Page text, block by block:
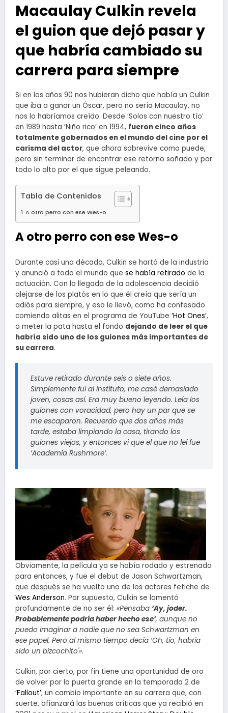
Macaulay Culkin revela
el guion que dejó pasar y
que habría cambiado su
carrera para siempre
Si en los años 90 nos hubieran dicho que había un Culkin
que iba a ganar un Óscar, pero no sería Macaulay, no
nos lo habríamos creído. Desde ‘Solos con nuestro tío’
en 1989 hasta ‘Niño rico’ en 1994, fueron cinco años
totalmente gobernados en el mundo del cine por el
carisma del actor, que ahora sobrevive como puede,
pero sin terminar de encontrar ese retorno soñado y por
todo lo alto por el que sigue peleando.
Tabla de Contenidos
A otro perro con ese Wes-o
A otro perro con ese Wes-o
Durante casi una década, Culkin se hartó de la industria
y anunció a todo el mundo que se había retirado de la
actuación. Con la llegada de la adolescencia decidió
alejarse de los platós en lo que él creía que sería un
adiós para siempre, y eso le llevó, como ha confesado
comiendo alitas en el programa de YouTube ‘Hot Ones’,
a meter la pata hasta el fondo dejando de leer el que
habría sido uno de los guiones más importantes de
su carrera.
Estuve retirado durante seis o siete años.
Simplemente fui al instituto, me casé demasiado
joven, cosas así. Era muy bueno leyendo. Leía los
guiones con voracidad, pero hay un par que se
me escaparon. Recuerdo que dos años más
tarde, estaba limpiando la casa, tirando los
guiones viejos, y entonces vi que el que no leí fue
‘Academia Rushmore’.
Obviamente, la película ya se había rodado y estrenado
para entonces, y fue el debut de Jason Schwartzman,
que después se ha vuelto uno de los actores fetiche de
Wes Anderson. Por supuesto, Culkin se lamentó
profundamente de no ser él: «Pensaba ‘Ay, joder.
Probablemente podría haber hecho ese’, aunque no
puedo imaginar a nadie que no sea Schwartzman en
ese papel. Pero al mismo tiempo decía ‘Oh, tío, habría
sido un bizcochito'».
Culkin, por cierto, por fin tiene una oportunidad de oro
de volver por la puerta grande en la temporada 2 de
‘Fallout’, un cambio importante en su carrera que, con
suerte, afianzará las buenas críticas que ya recibió en